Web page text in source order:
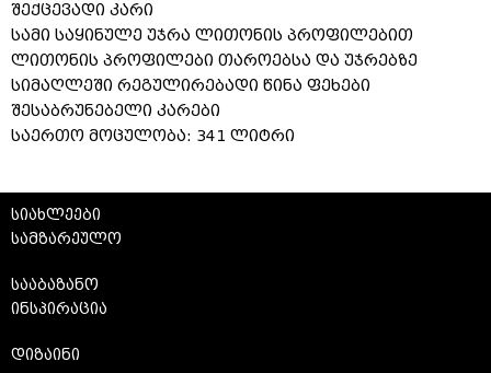
შექცევადი კარი
სამი საყინულე უჯრა ლითონის პროფილებით
ლითონის პროფილები თაროებსა და უჯრებზე
სიმაღლეში რეგულირებადი წინა ფეხები
შესაბრუნებელი კარები
საერთო მოცულობა: 341 ლიტრი
სიახლეები
სამზარეულო
სააბაზანო
ინსპირაცია
დიზაინი